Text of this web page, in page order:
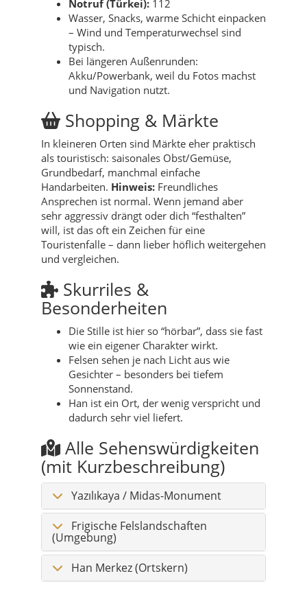
Notruf (Türkei): 112
Wasser, Snacks, warme Schicht einpacken
– Wind und Temperaturwechsel sind
typisch.
Bei längeren Außenrunden:
Akku/Powerbank, weil du Fotos machst
und Navigation nutzt.
Shopping & Märkte
In kleineren Orten sind Märkte eher praktisch
als touristisch: saisonales Obst/Gemüse,
Grundbedarf, manchmal einfache
Handarbeiten. Hinweis: Freundliches
Ansprechen ist normal. Wenn jemand aber
sehr aggressiv drängt oder dich “festhalten”
will, ist das oft ein Zeichen für eine
Touristenfalle – dann lieber höflich weitergehen
und vergleichen.
Skurriles &
Besonderheiten
Die Stille ist hier so “hörbar”, dass sie fast
wie ein eigener Charakter wirkt.
Felsen sehen je nach Licht aus wie
Gesichter – besonders bei tiefem
Sonnenstand.
Han ist ein Ort, der wenig verspricht und
dadurch sehr viel liefert.
Alle Sehenswürdigkeiten
(mit Kurzbeschreibung)
Yazılıkaya / Midas-Monument
Frigische Felslandschaften
(Umgebung)
Han Merkez (Ortskern)